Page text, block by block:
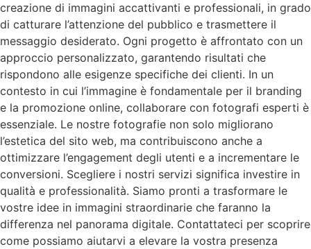
creazione di immagini accattivanti e professionali, in grado
di catturare l’attenzione del pubblico e trasmettere il
messaggio desiderato. Ogni progetto è affrontato con un
approccio personalizzato, garantendo risultati che
rispondono alle esigenze specifiche dei clienti. In un
contesto in cui l’immagine è fondamentale per il branding
e la promozione online, collaborare con fotografi esperti è
essenziale. Le nostre fotografie non solo migliorano
l’estetica del sito web, ma contribuiscono anche a
ottimizzare l’engagement degli utenti e a incrementare le
conversioni. Scegliere i nostri servizi significa investire in
qualità e professionalità. Siamo pronti a trasformare le
vostre idee in immagini straordinarie che faranno la
differenza nel panorama digitale. Contattateci per scoprire
come possiamo aiutarvi a elevare la vostra presenza